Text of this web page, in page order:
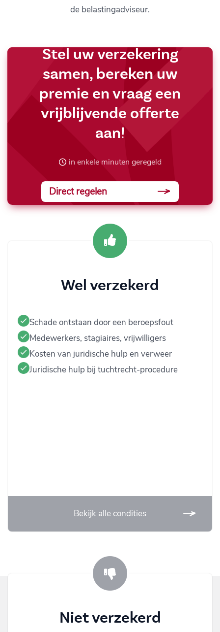
de belastingadviseur.
Stel uw verzekering
samen, bereken uw
premie en vraag een
vrijblijvende offerte
aan!
in enkele minuten geregeld
Direct regelen
Wel verzekerd
Schade ontstaan door een beroepsfout
Medewerkers, stagiaires, vrijwilligers
Kosten van juridische hulp en verweer
Juridische hulp bij tuchtrecht-procedure
Bekijk alle condities
Niet verzekerd